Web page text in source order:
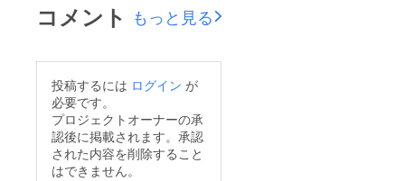
コメント もっと見る
投稿するには ログイン が
必要です。
プロジェクトオーナーの承
認後に掲載されます。承認
された内容を削除すること
はできません。